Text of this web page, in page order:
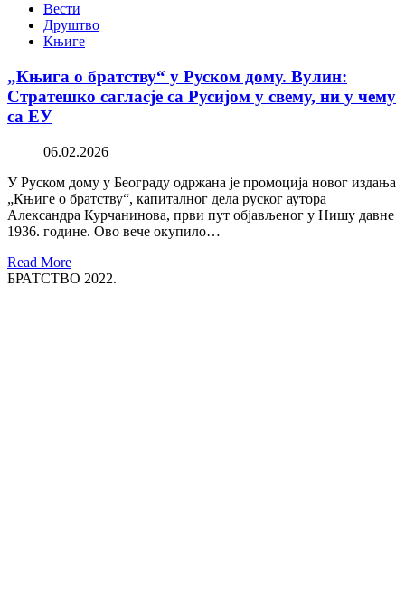
Вести
Друштво
Књиге
„Књига о братству“ у Руском дому. Вулин:
Стратешко сагласје са Русијом у свему, ни у чему
са ЕУ
06.02.2026
У Руском дому у Београду одржана је промоција новог издања
„Књиге о братству“, капиталног дела руског аутора
Александра Курчанинова, први пут објављеног у Нишу давне
1936. године. Ово вече окупило…
Read More
БРАТСТВО 2022.